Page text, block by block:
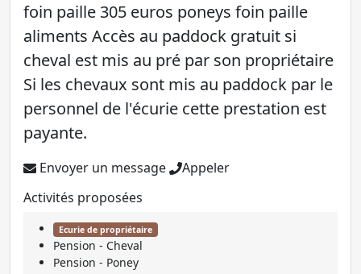
foin paille 305 euros poneys foin paille
aliments Accès au paddock gratuit si
cheval est mis au pré par son propriétaire
Si les chevaux sont mis au paddock par le
personnel de l'écurie cette prestation est
payante.
Envoyer un message
Appeler
Activités proposées
Ecurie de propriétaire
Pension - Cheval
Pension - Poney